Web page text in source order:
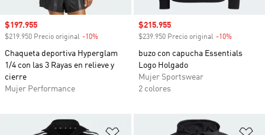
Precio de venta
$197.955
$219.950 Precio original -10%
Chaqueta deportiva Hyperglam
1/4 con las 3 Rayas en relieve y
cierre
Mujer Performance
Precio de venta
$215.955
$239.950 Precio original -10%
buzo con capucha Essentials
Logo Holgado
Mujer Sportswear
2 colores
Añadir a la lista de deseos